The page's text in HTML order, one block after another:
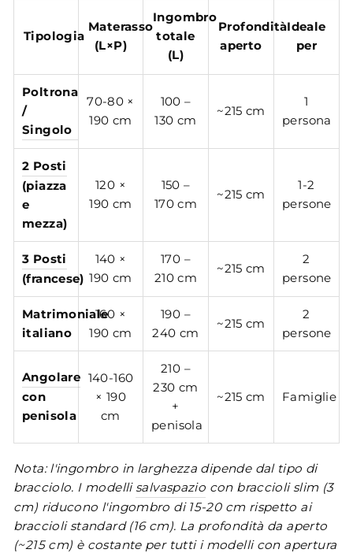
Tipologia
Materasso
(L×P)
Ingombro
totale
(L)
Profondità
aperto
Ideale
per
Poltrona
/
Singolo
70-80 ×
190 cm
100 –
130 cm
~215 cm
1
persona
2 Posti
(piazza
e
mezza)
120 ×
190 cm
150 –
170 cm
~215 cm
1-2
persone
3 Posti
(francese)
140 ×
190 cm
170 –
210 cm
~215 cm
2
persone
Matrimoniale
italiano
160 ×
190 cm
190 –
240 cm
~215 cm
2
persone
Angolare
con
penisola
140-160
× 190
cm
210 –
230 cm
+
penisola
~215 cm Famiglie
Nota: l'ingombro in larghezza dipende dal tipo di
bracciolo. I modelli salvaspazio con braccioli slim (3
cm) riducono l'ingombro di 15-20 cm rispetto ai
braccioli standard (16 cm). La profondità da aperto
(~215 cm) è costante per tutti i modelli con apertura